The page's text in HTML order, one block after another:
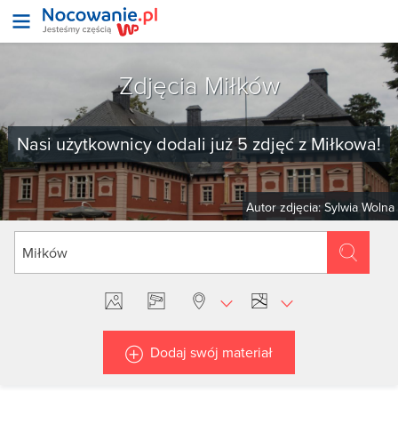
Zdjęcia Miłków
Nasi użytkownicy dodali już 5 zdjęć z Miłkowa!
Autor zdjęcia: Sylwia Wolna
Dodaj swój materiał